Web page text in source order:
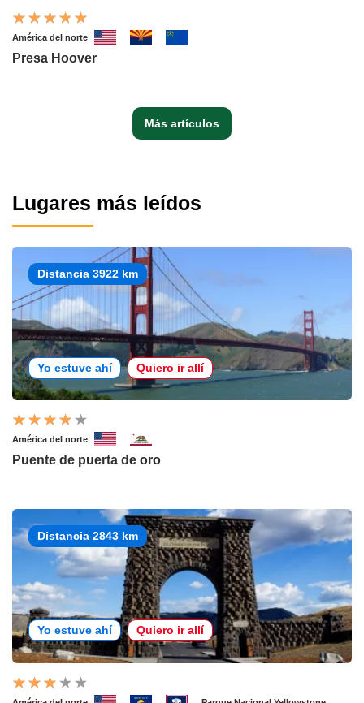
América del norte
Presa Hoover
Más artículos
Lugares más leídos
Distancia 3922 km
Yo estuve ahí Quiero ir allí
América del norte
Puente de puerta de oro
Distancia 2843 km
Yo estuve ahí Quiero ir allí